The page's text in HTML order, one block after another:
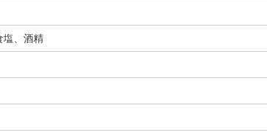
塩、酒精